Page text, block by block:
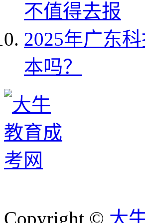
不值得去报
2025年广东
本吗？
Copyright © 大